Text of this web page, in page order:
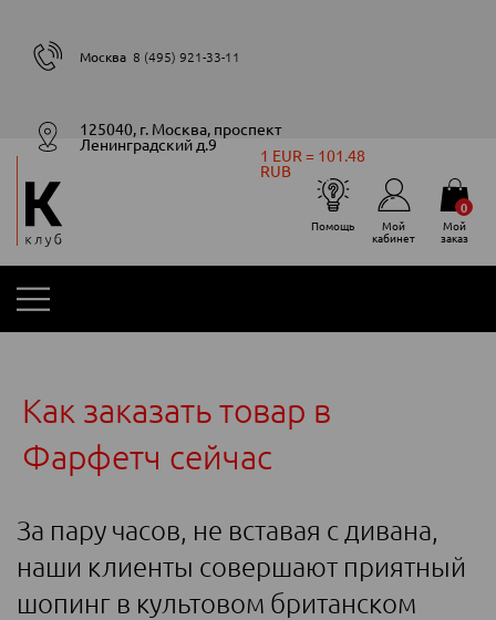
125040, г. Москва, проспект
Ленинградский д.9
Москва 8 (495) 921-33-11
1 EUR = 101.48
RUB
Помощь Мой
кабинет
Мой
заказ
0
Как заказать товар в
Фарфетч сейчас
За пару часов, не вставая с дивана,
наши клиенты совершают приятный
шопинг в культовом британском